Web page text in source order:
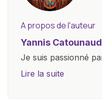
A propos de l'auteur
Yannis Catounaud
Je suis passionné
plus jeune âge. Mon
Lire la suite